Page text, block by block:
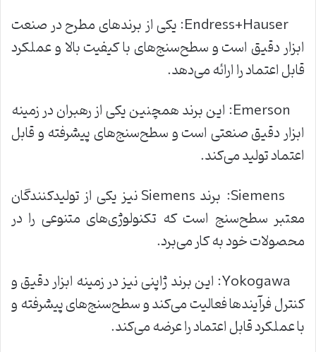
Endress+Hauser: یکی از برندهای مطرح در صنعت
ابزار دقیق است و سطح‌سنج‌های با کیفیت بالا و عملکرد
قابل اعتماد را ارائه می‌دهد.
Emerson: این برند همچنین یکی از رهبران در زمینه
ابزار دقیق صنعتی است و سطح‌سنج‌های پیشرفته و قابل
اعتماد تولید می‌کند.
Siemens: برند Siemens نیز یکی از تولیدکنندگان
معتبر سطح‌سنج است که تکنولوژی‌های متنوعی را در
محصولات خود به کار می‌برد.
Yokogawa: این برند ژاپنی نیز در زمینه ابزار دقیق و
کنترل فرآیندها فعالیت می‌کند و سطح‌سنج‌های پیشرفته و
با عملکرد قابل اعتماد را عرضه می‌کند.